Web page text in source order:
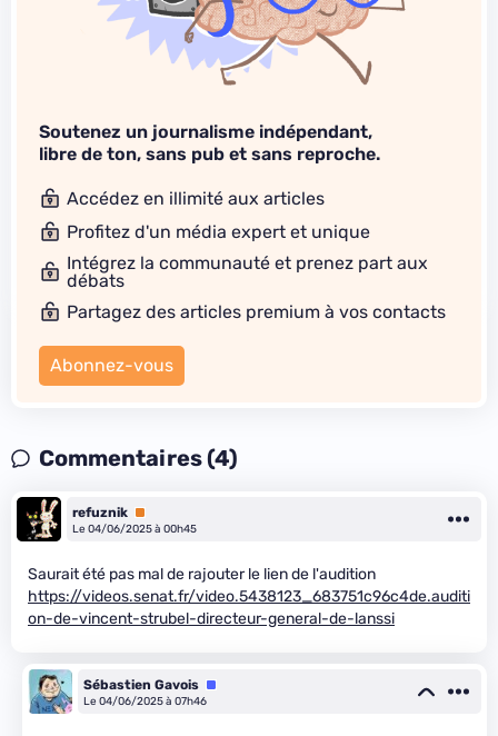
Soutenez un journalisme indépendant,
libre de ton, sans pub et sans reproche.
Accédez en illimité aux articles
Profitez d'un média expert et unique
Intégrez la communauté et prenez part aux
débats
Partagez des articles premium à vos contacts
Abonnez-vous
Commentaires (4)
refuznik Premium
Le 04/06/2025 à 00h45
Saurait été pas mal de rajouter le lien de l'audition
https://videos.senat.fr/video.5438123_683751c96c4de.auditi
on-de-vincent-strubel-directeur-general-de-lanssi
Sébastien Gavois Équipe
Le 04/06/2025 à 07h46